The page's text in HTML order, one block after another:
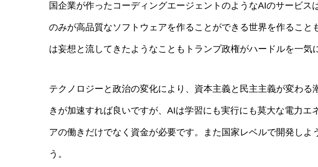
国企業が作ったコーディングエージェントのようなAIのサービ
のみが高品質なソフトウェアを作ることができる世界を作るこ
は妄想と流してきたようなこともトランプ政権がハードルを一気
テクノロジーと政治の変化により、資本主義と民主主義が変わ
きが加速すれば良いですが、AIは学習にも実行にも莫大な電力
アの働きだけでなく資金が必要です。また国家レベルで開発し
う。